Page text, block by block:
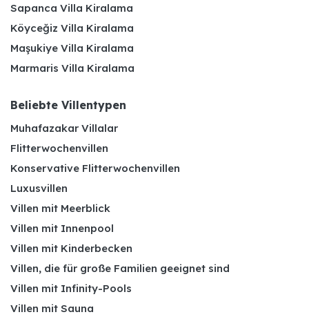
Sapanca Villa Kiralama
Köyceğiz Villa Kiralama
Maşukiye Villa Kiralama
Marmaris Villa Kiralama
Beliebte Villentypen
Muhafazakar Villalar
Flitterwochenvillen
Konservative Flitterwochenvillen
Luxusvillen
Villen mit Meerblick
Villen mit Innenpool
Villen mit Kinderbecken
Villen, die für große Familien geeignet sind
Villen mit Infinity-Pools
Villen mit Sauna